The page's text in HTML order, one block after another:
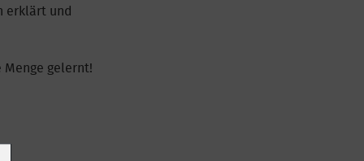
erklärt und
gelernt!